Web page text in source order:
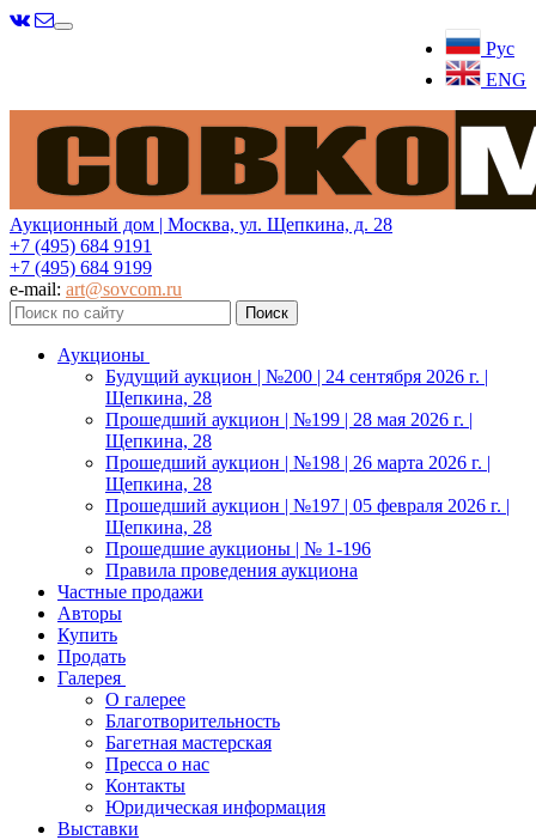
Рус
ENG
Меню
Аукционный дом | Москва, ул. Щепкина, д. 28
+7 (495) 684 9191
+7 (495) 684 9199
e-mail: art@sovcom.ru
Аукционы
Будущий аукцион | №200 | 24 сентября 2026 г. |
Щепкина, 28
Прошедший аукцион | №199 | 28 мая 2026 г. |
Щепкина, 28
Прошедший аукцион | №198 | 26 марта 2026 г. |
Щепкина, 28
Прошедший аукцион | №197 | 05 февраля 2026 г. |
Щепкина, 28
Прошедшие аукционы | № 1-196
Правила проведения аукциона
Частные продажи
Авторы
Купить
Продать
Галерея
О галерее
Благотворительность
Багетная мастерская
Пресса о нас
Контакты
Юридическая информация
Выставки